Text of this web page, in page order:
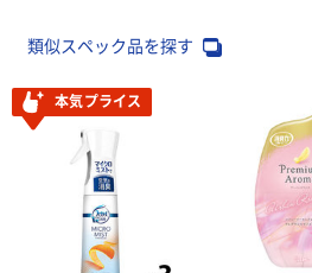
類似スペック品を探す
本気プライス